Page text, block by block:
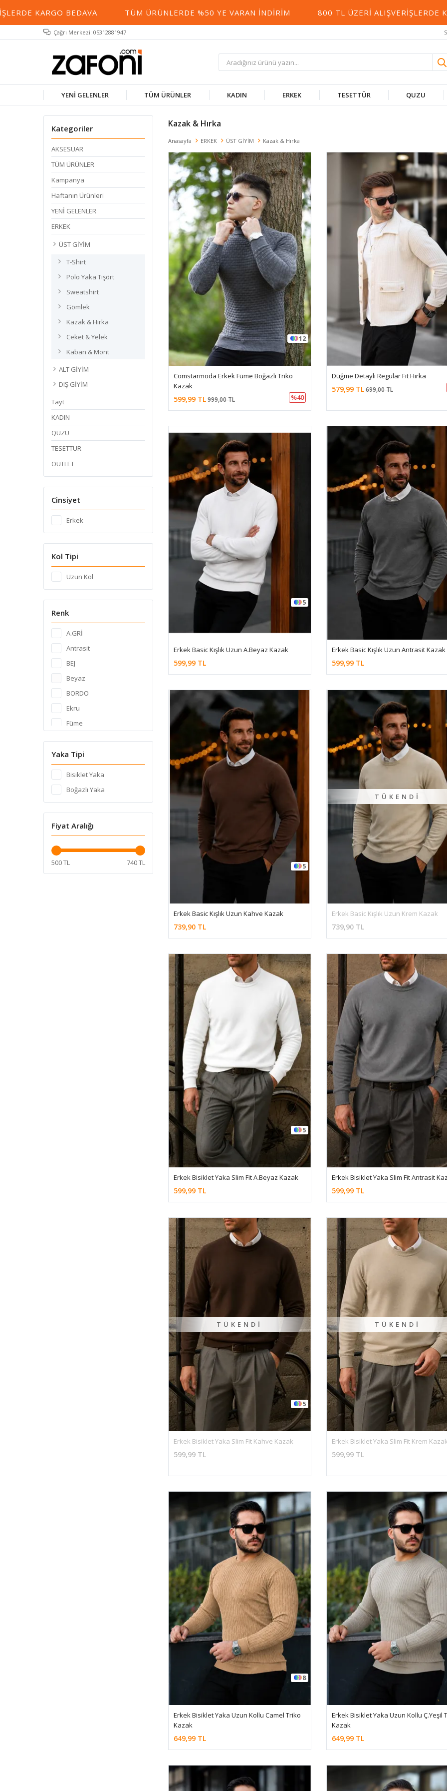
BEDAVA TÜM ÜRÜNLERDE %50 YE VARAN İNDIRIM 800 TL ÜZERI ALIŞVERIŞLERDE KARGO
Çağrı Merkezi: 05312881947
YENİ GELENLER TÜM ÜRÜNLER KADIN ERKEK TESETTÜR QUZU
Kategoriler
AKSESUAR
TÜM ÜRÜNLER
Kampanya
Haftanın Ürünleri
YENİ GELENLER
ERKEK
ÜST GİYİM
T-Shirt
Polo Yaka Tişört
Sweatshirt
Gömlek
Kazak & Hırka
Ceket & Yelek
Kaban & Mont
ALT GİYİM
DIŞ GİYİM
Tayt
KADIN
QUZU
TESETTÜR
OUTLET
Cinsiyet
Erkek
Kol Tipi
Uzun Kol
Renk
A.GRİ
Antrasit
BEJ
Beyaz
BORDO
Ekru
Füme
Gül Kurusu
Kahverengi
Kırmızı
Mint
Yaka Tipi
Bisiklet Yaka
Boğazlı Yaka
Fiyat Aralığı
500 TL 740 TL
Kazak & Hırka
Anasayfa ERKEK ÜST GİYİM Kazak & Hırka
12
Comstarmoda Erkek Füme Boğazlı Triko
Kazak
599,99 TL999,00 TL %40
Düğme Detaylı Regular Fit Hırka
579,99 TL699,00 TL
5
Erkek Basic Kışlık Uzun A.Beyaz Kazak
599,99 TL
Erkek Basic Kışlık Uzun Antrasit Kazak
599,99 TL
5
Erkek Basic Kışlık Uzun Kahve Kazak
739,90 TL
TÜKENDI
Erkek Basic Kışlık Uzun Krem Kazak
739,90 TL
5
Erkek Bisiklet Yaka Slim Fit A.Beyaz Kazak
599,99 TL
Erkek Bisiklet Yaka Slim Fit Antrasit
599,99 TL
TÜKENDI
5
Erkek Bisiklet Yaka Slim Fit Kahve Kazak
599,99 TL
TÜKENDI
Erkek Bisiklet Yaka Slim Fit Krem
599,99 TL
8
Erkek Bisiklet Yaka Uzun Kollu Camel Triko
Kazak
649,99 TL
Erkek Bisiklet Yaka Uzun Kollu Ç.Yeşil
Kazak
649,99 TL